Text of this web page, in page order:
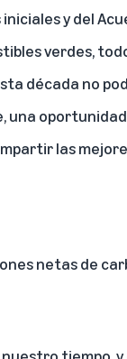
y del
verdes,
década no
una
las
netas de
tiempo,